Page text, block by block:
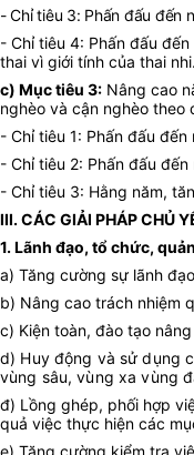
- Chỉ tiêu 3: Phấn đấu đến
- Chỉ tiêu 4: Phấn đấu
thai vì giới tính của thai nhi.
c) Mục tiêu 3: Nâng cao
nghèo và cận nghèo theo
- Chỉ tiêu 1: Phấn đấu
- Chỉ tiêu 2: Phấn đấu
- Chỉ tiêu 3: Hằng năm,
III. CÁC GIẢI PHÁP CHỦ
1. Lãnh đạo, tổ chức,
a) Tăng cường sự lãnh
b) Nâng cao trách nhiệm
c) Kiện toàn, đào tạo
d) Huy động và sử dụng
vùng sâu, vùng xa vùng
đ) Lồng ghép, phối hợp
quả việc thực hiện các
e) Tăng cường kiểm tra